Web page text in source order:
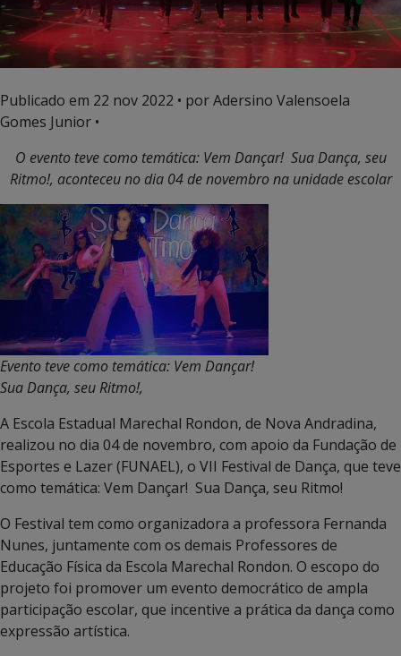
Publicado em 22 nov 2022 • por Adersino Valensoela
Gomes Junior •
O evento teve como temática: Vem Dançar! Sua Dança, seu
Ritmo!, aconteceu no dia 04 de novembro na unidade escolar
Evento teve como temática: Vem Dançar!
Sua Dança, seu Ritmo!,
A Escola Estadual Marechal Rondon, de Nova Andradina,
realizou no dia 04 de novembro, com apoio da Fundação de
Esportes e Lazer (FUNAEL), o VII Festival de Dança, que teve
como temática: Vem Dançar! Sua Dança, seu Ritmo!
O Festival tem como organizadora a professora Fernanda
Nunes, juntamente com os demais Professores de
Educação Física da Escola Marechal Rondon. O escopo do
projeto foi promover um evento democrático de ampla
participação escolar, que incentive a prática da dança como
expressão artística.